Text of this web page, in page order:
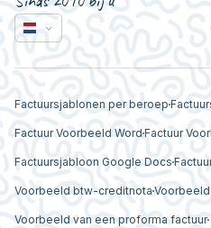
Factuursjablonen per beroep
Factuur Voorbeeld Word Factuur
Factuursjabloon Google Docs
Voorbeeld btw-creditnota
Voorbeeld van een proforma factuur